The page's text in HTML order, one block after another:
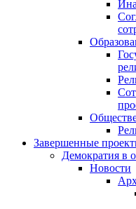
Завершенные
Демократия в
Новости